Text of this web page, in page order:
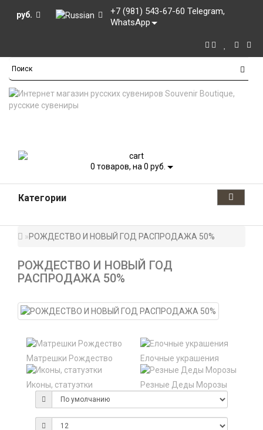
руб.
+7 (981) 543-67-60 Telegram,
WhatsApp
0 товаров, на 0 руб.
Категории
РОЖДЕСТВО И НОВЫЙ ГОД РАСПРОДАЖА 50%
РОЖДЕСТВО И НОВЫЙ ГОД
РАСПРОДАЖА 50%
Матрешки Рождество Елочные украшения
Иконы, статуэтки Резные Деды Морозы